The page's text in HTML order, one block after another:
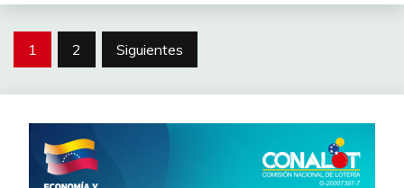
1 2 Siguientes